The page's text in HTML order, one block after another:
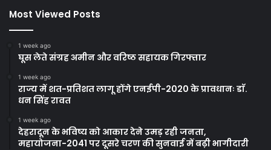
Most Viewed Posts
1 week ago
घूस लेते संग्रह अमीन और वरिष्ठ सहायक गिरफ्तार
1 week ago
राज्य में शत-प्रतिशत लागू होंगे एनईपी-2020 के प्रावधानः डाॅ.
धन सिंह रावत
1 week ago
देहरादून के भविष्य को आकार देने उमड़ रही जनता,
महायोजना-2041 पर दूसरे चरण की सुनवाई में बढ़ी भागीदारी